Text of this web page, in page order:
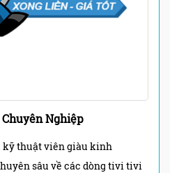
Nghiệp
kỹ thuật viên giàu kinh
sâu về các dòng tivi tivi